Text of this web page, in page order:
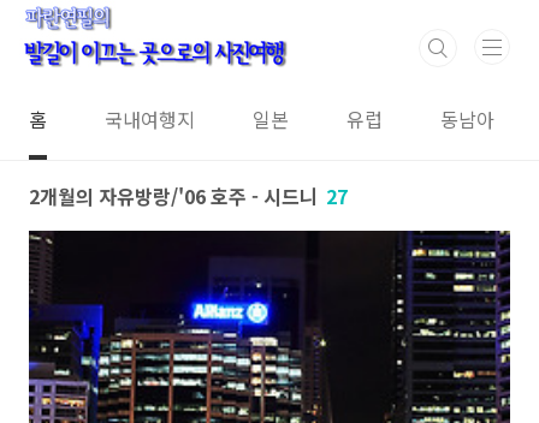
본문 바로가기
홈 국내여행지 일본 유럽 동남아
2개월의 자유방랑/'06 호주 - 시드니 27